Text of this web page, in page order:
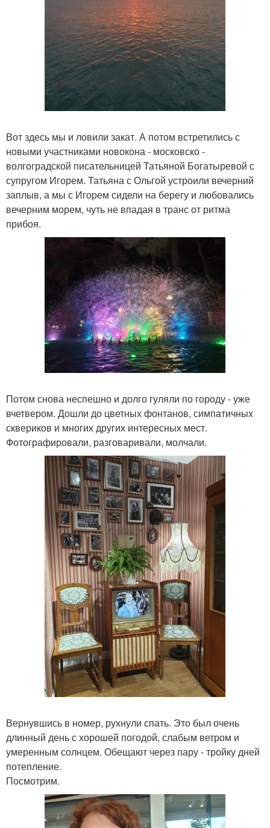
Вот здесь мы и ловили закат. А потом встретились с
новыми участниками новокона - московско -
волгоградской писательницей Татьяной Богатыревой с
супругом Игорем. Татьяна с Ольгой устроили вечерний
заплыв, а мы с Игорем сидели на берегу и любовались
вечерним морем, чуть не впадая в транс от ритма
прибоя.
Потом снова неспешно и долго гуляли по городу - уже
вчетвером. Дошли до цветных фонтанов, симпатичных
сквериков и многих других интересных мест.
Фотографировали, разговаривали, молчали.
Вернувшись в номер, рухнули спать. Это был очень
длинный день с хорошей погодой, слабым ветром и
умеренным солнцем. Обещают через пару - тройку дней
потепление.
Посмотрим.